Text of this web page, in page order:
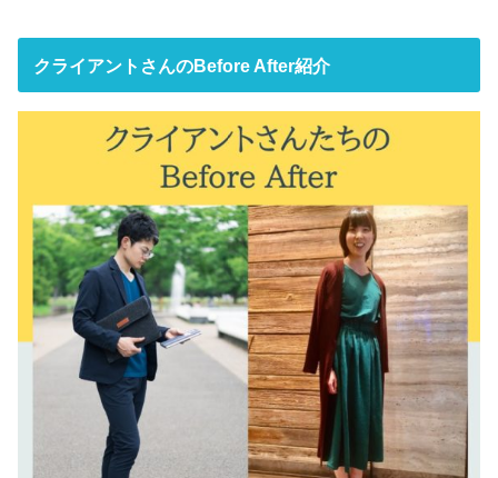
クライアントさんのBefore After紹介